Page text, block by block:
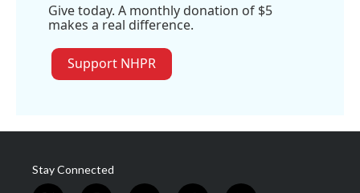
Give today. A monthly donation of $5
makes a real difference.
Support NHPR
Stay Connected